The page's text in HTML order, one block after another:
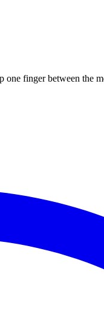
finger between the